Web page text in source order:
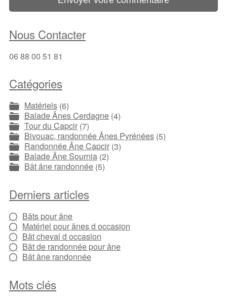
Nous Contacter
06 88 00 51 81
Catégories
Matériels (6)
Balade Ânes Cerdagne (4)
Tour du Capcir (7)
Bivouac, randonnée Ânes Pyrénées (5)
Randonnée Âne Capcir (3)
Balade Âne Sournia (2)
Bât âne randonnée (5)
Derniers articles
Bâts pour âne
Matériel pour ânes d occasion
Bât cheval d occasion
Bât de randonnée pour âne
Bât âne randonnée
Mots clés